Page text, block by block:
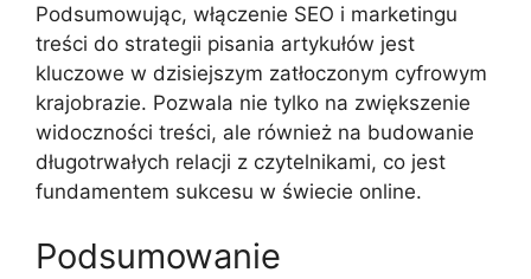
Podsumowując, włączenie SEO i marketingu
treści do strategii pisania artykułów jest
kluczowe w dzisiejszym zatłoczonym cyfrowym
krajobrazie. Pozwala nie tylko na zwiększenie
widoczności treści, ale również na budowanie
długotrwałych relacji z czytelnikami, co jest
fundamentem sukcesu w świecie online.
Podsumowanie